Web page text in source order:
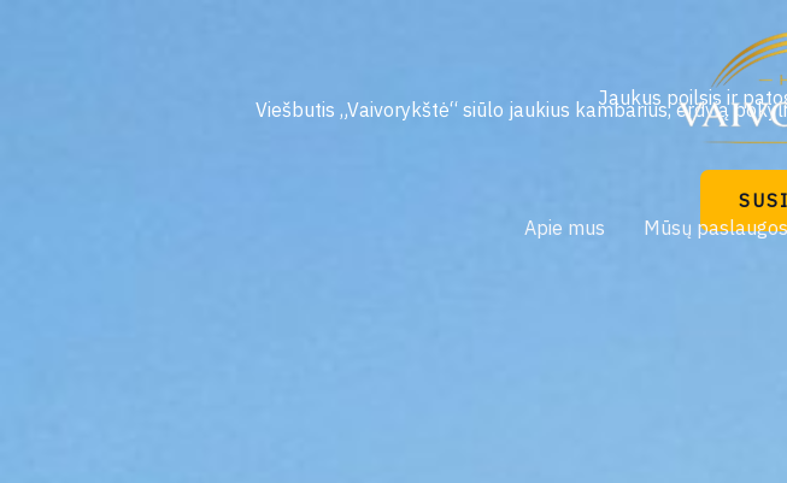
Apie mus Mūsų paslaugos
Jaukus poilsis ir
Viešbutis „Vaivorykštė“ siūlo jaukius kambarius, erdvią